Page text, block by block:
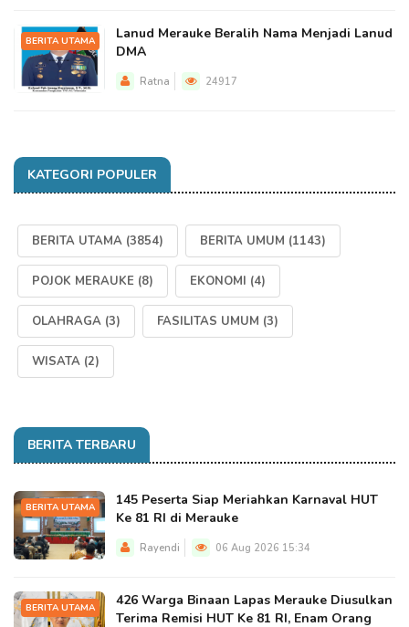
BERITA UTAMA
Lanud Merauke Beralih Nama Menjadi Lanud
DMA
Ratna 24917
KATEGORI POPULER
BERITA UTAMA (3854) BERITA UMUM (1143)
POJOK MERAUKE (8) EKONOMI (4)
OLAHRAGA (3) FASILITAS UMUM (3)
WISATA (2)
BERITA TERBARU
BERITA UTAMA
145 Peserta Siap Meriahkan Karnaval HUT
Ke 81 RI di Merauke
Rayendi 06 Aug 2026 15:34
BERITA UTAMA
426 Warga Binaan Lapas Merauke Diusulkan
Terima Remisi HUT Ke 81 RI, Enam Orang